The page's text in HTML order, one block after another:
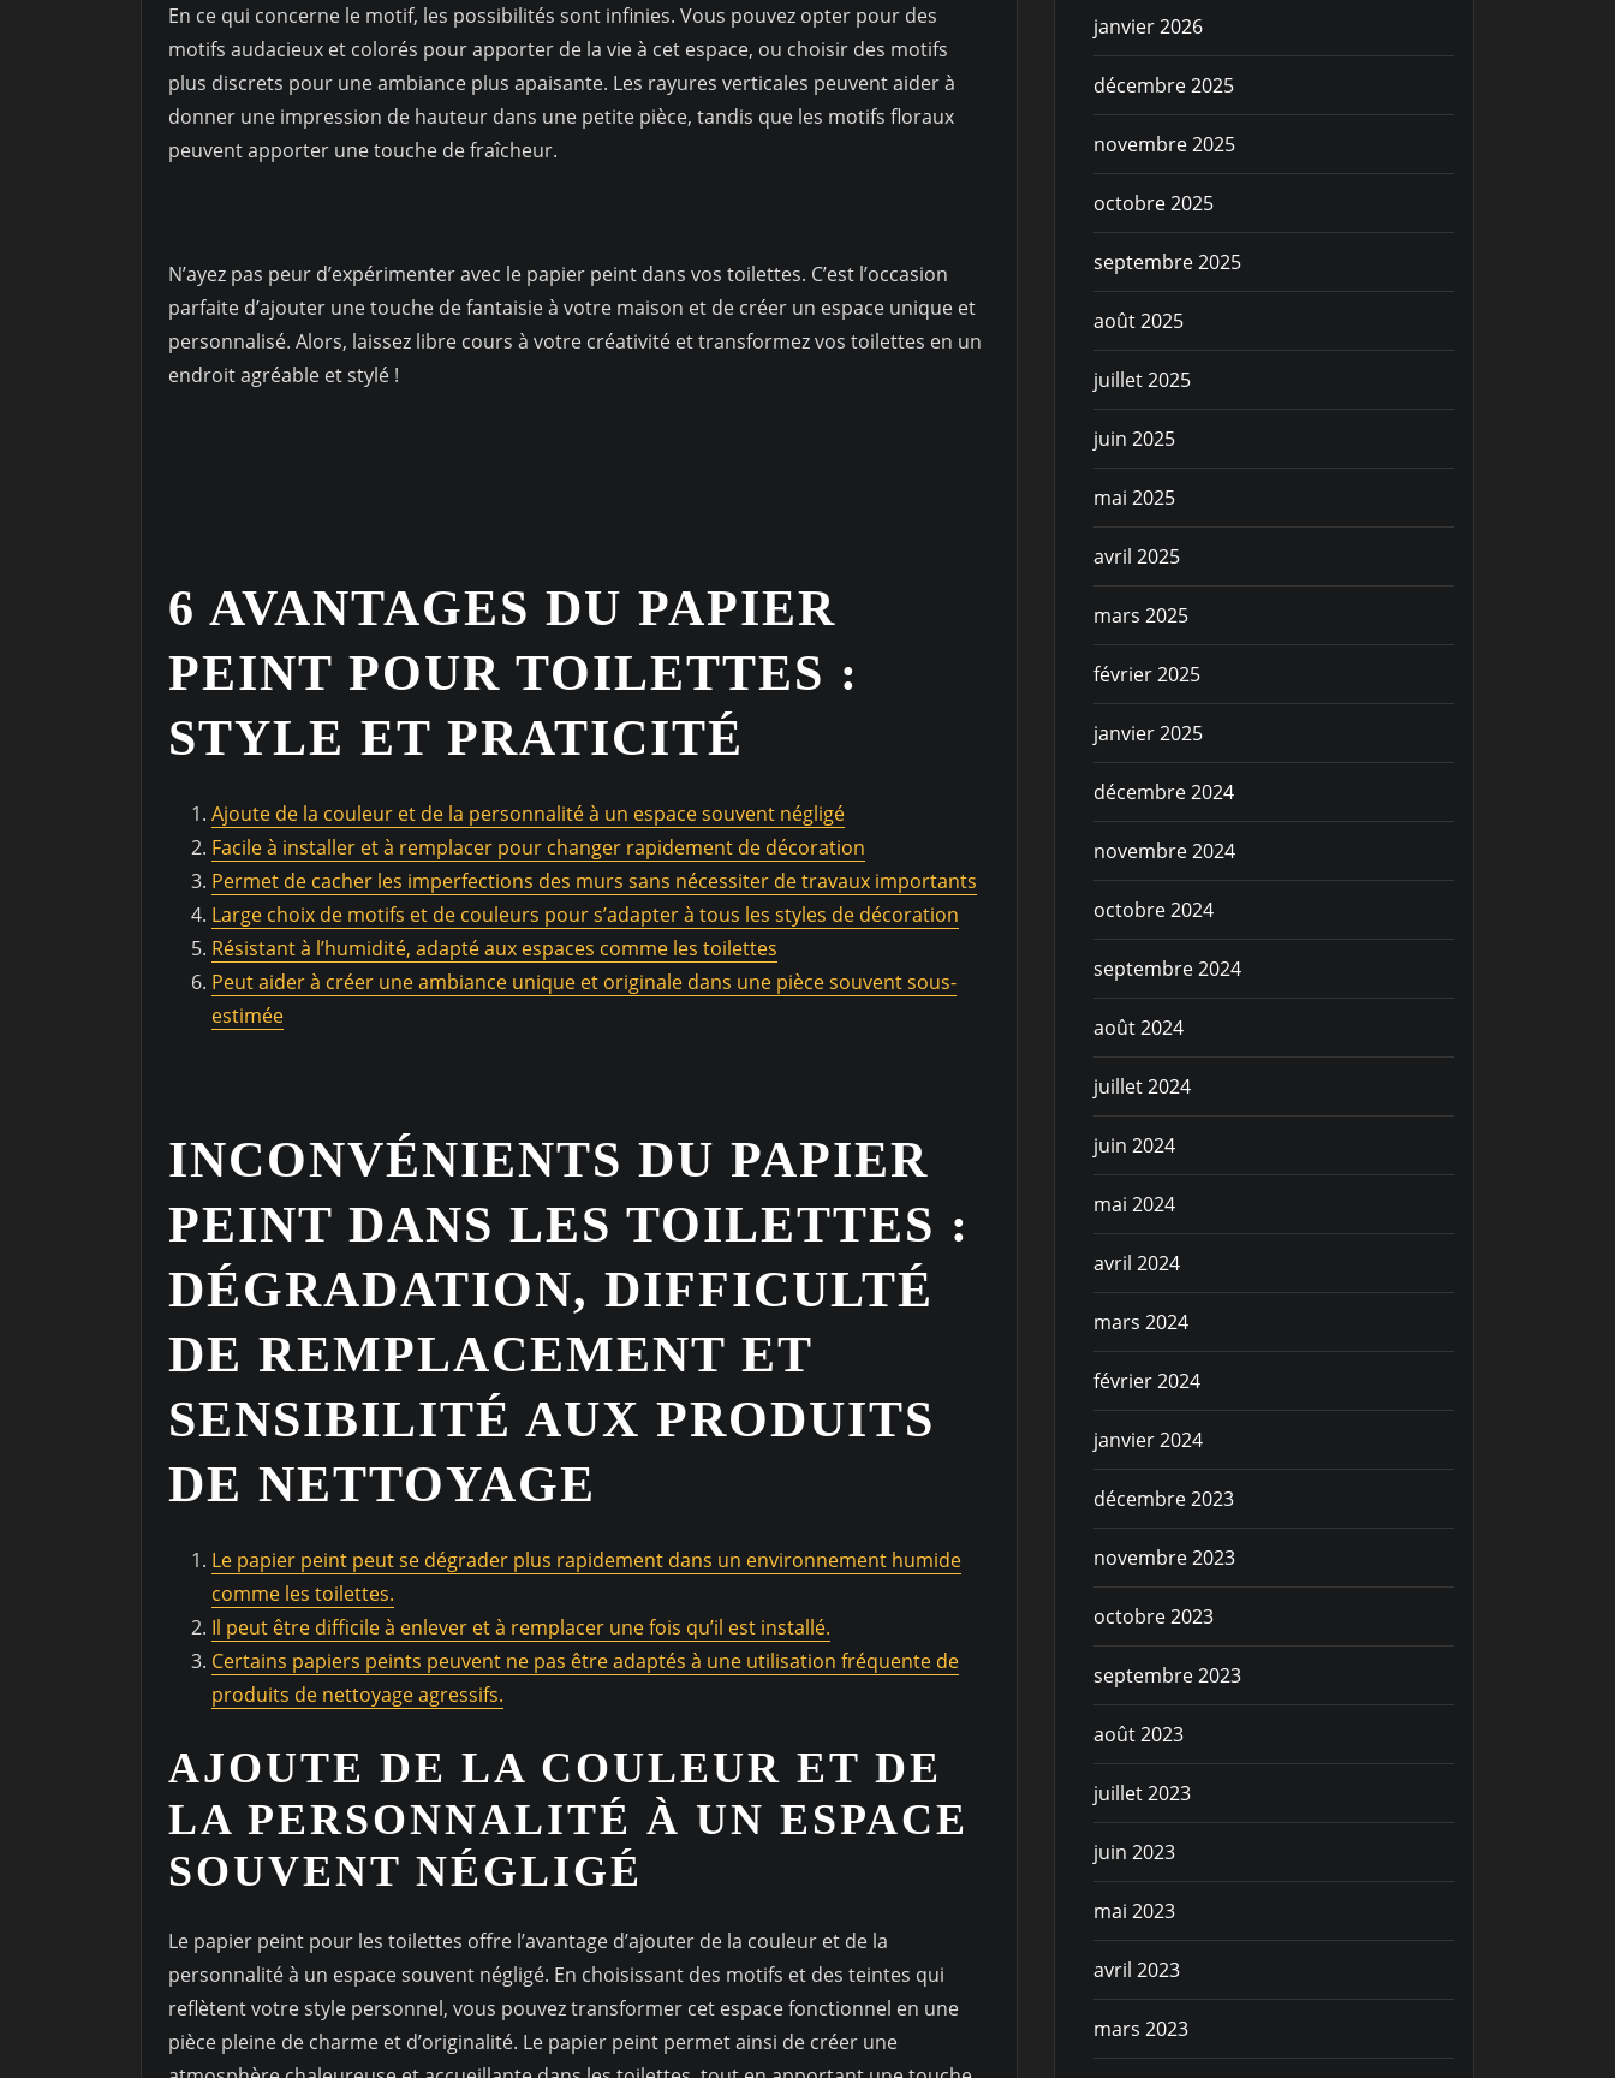
En ce qui concerne le motif, les possibilités sont infinies. Vous pouvez opter pour des
motifs audacieux et colorés pour apporter de la vie à cet espace, ou choisir des motifs
plus discrets pour une ambiance plus apaisante. Les rayures verticales peuvent aider à
donner une impression de hauteur dans une petite pièce, tandis que les motifs floraux
peuvent apporter une touche de fraîcheur.
N’ayez pas peur d’expérimenter avec le papier peint dans vos toilettes. C’est l’occasion
parfaite d’ajouter une touche de fantaisie à votre maison et de créer un espace unique et
personnalisé. Alors, laissez libre cours à votre créativité et transformez vos toilettes en un
endroit agréable et stylé !
6 AVANTAGES DU PAPIER
PEINT POUR TOILETTES :
STYLE ET PRATICITÉ
Ajoute de la couleur et de la personnalité à un espace souvent négligé
Facile à installer et à remplacer pour changer rapidement de décoration
Permet de cacher les imperfections des murs sans nécessiter de travaux importants
Large choix de motifs et de couleurs pour s’adapter à tous les styles de décoration
Résistant à l’humidité, adapté aux espaces comme les toilettes
Peut aider à créer une ambiance unique et originale dans une pièce souvent sous-
estimée
INCONVÉNIENTS DU PAPIER
PEINT DANS LES TOILETTES :
DÉGRADATION, DIFFICULTÉ
DE REMPLACEMENT ET
SENSIBILITÉ AUX PRODUITS
DE NETTOYAGE
Le papier peint peut se dégrader plus rapidement dans un environnement humide
comme les toilettes.
Il peut être difficile à enlever et à remplacer une fois qu’il est installé.
Certains papiers peints peuvent ne pas être adaptés à une utilisation fréquente de
produits de nettoyage agressifs.
AJOUTE DE LA COULEUR ET DE
LA PERSONNALITÉ À UN ESPACE
SOUVENT NÉGLIGÉ
Le papier peint pour les toilettes offre l’avantage d’ajouter de la couleur et de la
personnalité à un espace souvent négligé. En choisissant des motifs et des teintes qui
reflètent votre style personnel, vous pouvez transformer cet espace fonctionnel en une
pièce pleine de charme et d’originalité. Le papier peint permet ainsi de créer une
janvier 2026
décembre 2025
novembre 2025
octobre 2025
septembre 2025
août 2025
juillet 2025
juin 2025
mai 2025
avril 2025
mars 2025
février 2025
janvier 2025
décembre 2024
novembre 2024
octobre 2024
septembre 2024
août 2024
juillet 2024
juin 2024
mai 2024
avril 2024
mars 2024
février 2024
janvier 2024
décembre 2023
novembre 2023
octobre 2023
septembre 2023
août 2023
juillet 2023
juin 2023
mai 2023
avril 2023
mars 2023